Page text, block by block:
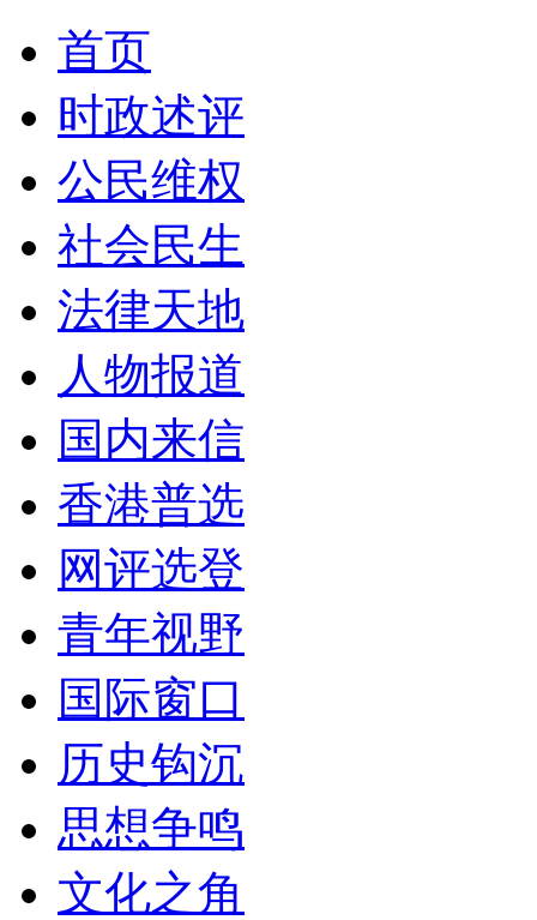
首页
时政述评
公民维权
社会民生
法律天地
人物报道
国内来信
香港普选
网评选登
青年视野
国际窗口
历史钩沉
思想争鸣
文化之角